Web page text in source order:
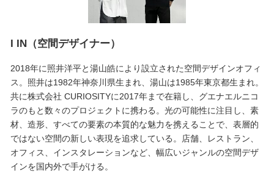
I IN（空間デザイナー）
2018年に照井洋平と湯山皓により設立された空間デザインオフィ
ス。照井は1982年神奈川県生まれ、湯山は1985年東京都生まれ。
共に株式会社 CURIOSITYに2017年まで在籍し、グエナエルニコ
ラのもと数々のプロジェクトに携わる。光の可能性に注目し、素
材、造形、すべての要素の本質的な魅力を携えることで、表層的
ではない空間の新しい表現を追求している。店舗、レストラン、
オフィス、インスタレーションなど、幅広いジャンルの空間デザ
インを国内外で手がける。